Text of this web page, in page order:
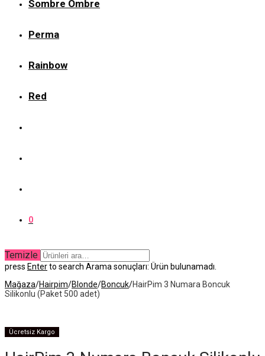
Sombre Ombre
Perma
Rainbow
Red
0
Temizle
press Enterto search Arama sonuçları: Ürün bulunamadı.
Mağaza/Hairpim/Blonde/Boncuk/HairPim 3 Numara Boncuk
Silikonlu (Paket 500 adet)
Ücretsiz Kargo